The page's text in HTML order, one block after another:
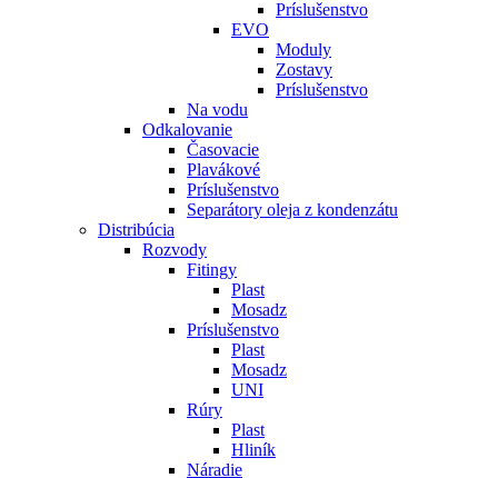
Príslušenstvo
EVO
Moduly
Zostavy
Príslušenstvo
Na vodu
Odkalovanie
Časovacie
Plavákové
Príslušenstvo
Separátory oleja z kondenzátu
Distribúcia
Rozvody
Fitingy
Plast
Mosadz
Príslušenstvo
Plast
Mosadz
UNI
Rúry
Plast
Hliník
Náradie